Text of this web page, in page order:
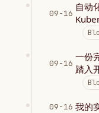
09-16
自动
09-16
一份
踏入
09-16 我的